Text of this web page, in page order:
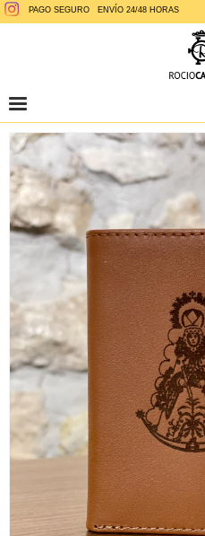
PAGO SEGURO ENVÍO 24/48 HORAS